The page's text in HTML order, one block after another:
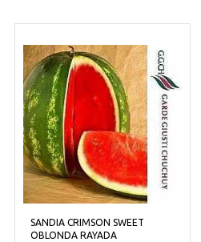
SANDIA CRIMSON SWEET
OBLONDA RAYADA